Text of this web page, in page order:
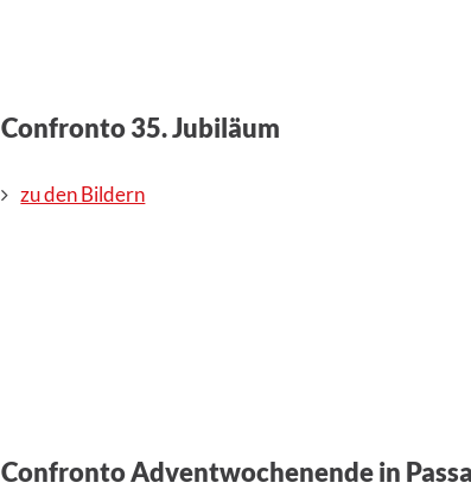
Confronto 35. Jubiläum
zu den Bildern
Confronto Adventwochenende in